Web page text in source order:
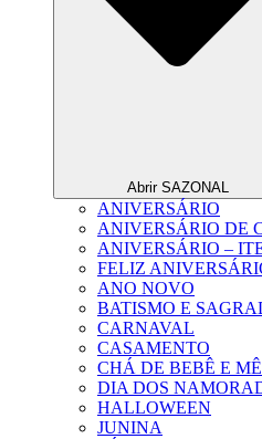
Abrir SAZONAL
ANIVERSÁRIO
ANIVERSÁRIO DE
ANIVERSÁRIO –
FELIZ
ANO NOVO
BATISMO E
CARNAVAL
CASAMENTO
CHÁ DE BEBÊ E
DIA DOS
HALLOWEEN
JUNINA